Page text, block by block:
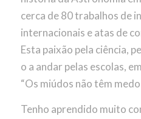
cerca de 80 trabalhos de
internacionais e atas de
Esta paixão pela ciência,
o a andar pelas escolas,
“Os miúdos não têm
Tenho aprendido muito